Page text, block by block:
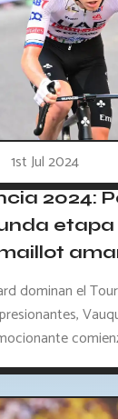
1st Jul 2024
2024:
etapa
dominan el